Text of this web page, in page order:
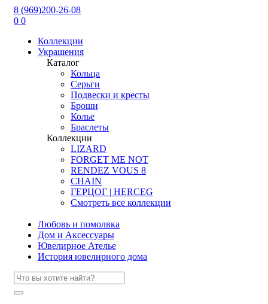
8 (969)200-26-08
0 0
Коллекции
Украшения
Каталог
Кольца
Серьги
Подвески и кресты
Броши
Колье
Браслеты
Коллекции
LIZARD
FORGET ME NOT
RENDEZ VOUS 8
CHAIN
ГЕРЦОГ | HERCEG
Смотреть все коллекции
Любовь и помолвка
Дом и Аксессуары
Ювелирное Ателье
История ювелирного дома